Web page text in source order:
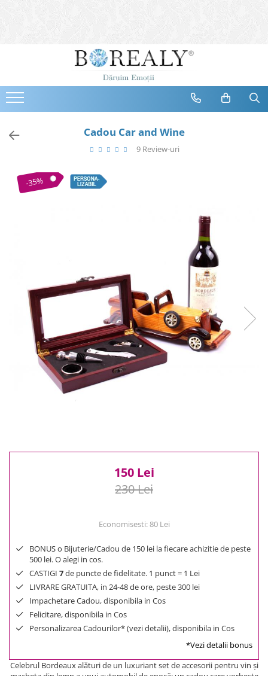
Bijuterii
Cercei
Bratari
Coliere
Tiare
Destinatari
Cele mai noi
Cele mai vandute
Cele mai votate
Cu video
0 Lei - 100 Lei
100 Lei - 200 Lei
1000 Lei +
Cadou Car and Wine
9 Review-uri
-35%
150 Lei
230 Lei
Economisesti:80 Lei
BONUS o Bijuterie/Cadou de 150 lei la fiecare achizitie de peste
500 lei. O alegi in cos.
CASTIGI 7de puncte de fidelitate. 1 punct = 1 Lei
LIVRARE GRATUITA, in 24-48 de ore, peste 300 lei
Impachetare Cadou, disponibila in Cos
Felicitare, disponibila in Cos
Personalizarea Cadourilor* (vezi detalii), disponibila in Cos
*Vezi detalii bonus
Celebrul Bordeaux alături de un luxuriant set de accesorii pentru vin şi